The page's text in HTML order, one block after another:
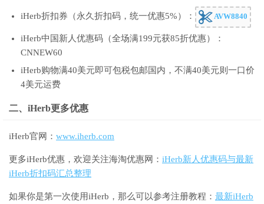
iHerb折扣券（永久折扣码，统一优惠5%）： AVW8840
iHerb中国新人优惠码（全场满199元获85折优惠）：
CNNEW60
iHerb购物满40美元即可包税包邮国内，不满40美元则一口价
4美元运费
二、iHerb更多优惠
iHerb官网： www.iherb.com
更多iHerb优惠，欢迎关注海淘优惠网： iHerb新人优惠码与最新
iHerb折扣码汇总整理
如果你是第一次使用iHerb，那么可以参考注册教程： 最新iHerb